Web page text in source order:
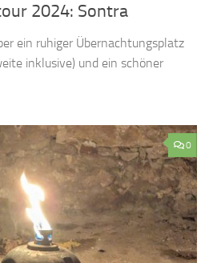
2024: Sontra
ein ruhiger Übernachtungsplatz
inklusive) und ein schöner
0